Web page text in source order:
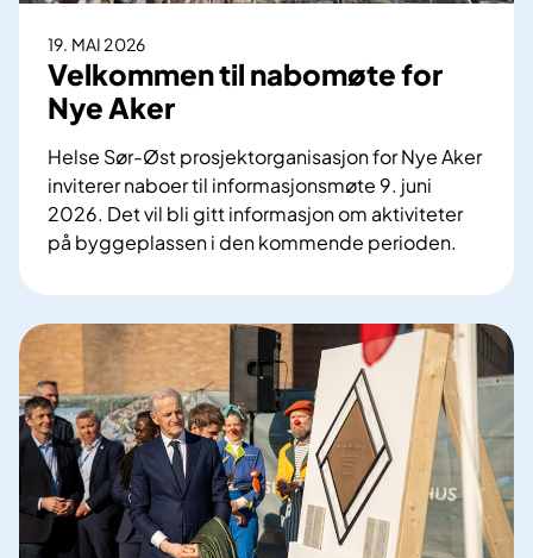
d
n
g
s
p
l
a
å
R
i
k
s
h
o
19. MAI 2026
Velkommen til nabomøte for
Nye Aker
Helse Sør-Øst prosjektorganisasjon for Nye Aker
inviterer naboer til informasjonsmøte 9. juni
2026. Det vil bli gitt informasjon om aktiviteter
på byggeplassen i den kommende perioden.
e
l
o
m
m
e
n
t